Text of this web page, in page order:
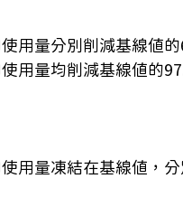
用量分別削減基線值的
用量均削減基線值的
用量凍結在基線值，